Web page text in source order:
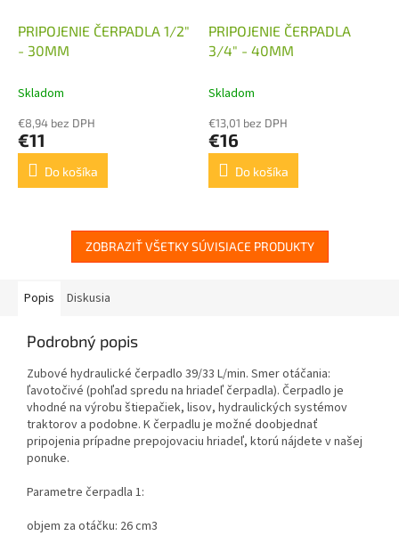
PRIPOJENIE ČERPADLA 1/2"
- 30MM
Skladom
€8,94 bez DPH
€11
Do košíka
PRIPOJENIE ČERPADLA
3/4" - 40MM
Skladom
€13,01 bez DPH
€16
Do košíka
ZOBRAZIŤ VŠETKY SÚVISIACE PRODUKTY
Popis Diskusia
Podrobný popis
Zubové hydraulické čerpadlo 39/33 L/min. Smer otáčania:
ľavotočivé (pohľad spredu na hriadeľ čerpadla). Čerpadlo je
vhodné na výrobu štiepačiek, lisov, hydraulických systémov
traktorov a podobne. K čerpadlu je možné doobjednať
pripojenia prípadne prepojovaciu hriadeľ, ktorú nájdete v našej
ponuke.
Parametre čerpadla 1:
objem za otáčku: 26 cm3